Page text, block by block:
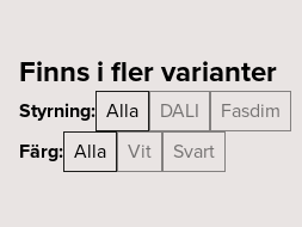
Finns i fler varianter
Styrning: Alla DALI
Fasdim
Färg: Alla Vit Svart